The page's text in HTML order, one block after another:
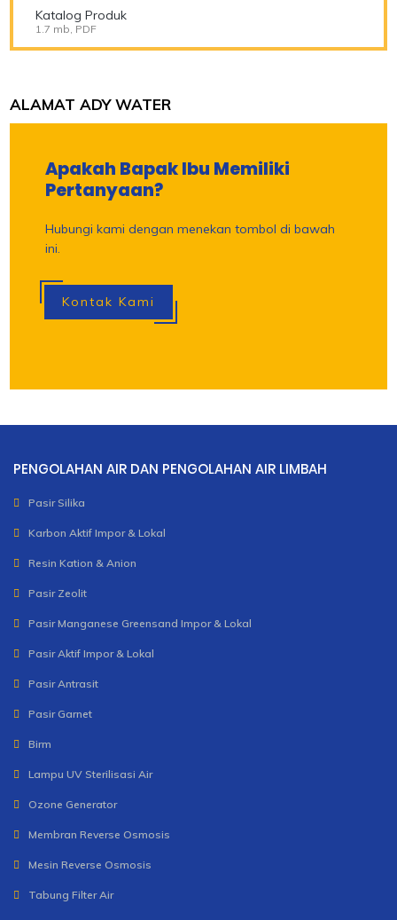
Katalog Produk
1.7 mb, PDF
ALAMAT ADY WATER
Apakah Bapak Ibu Memiliki
Pertanyaan?
Hubungi kami dengan menekan tombol di bawah
ini.
Kontak Kami
PENGOLAHAN AIR DAN PENGOLAHAN AIR LIMBAH
Pasir Silika
Karbon Aktif Impor & Lokal
Resin Kation & Anion
Pasir Zeolit
Pasir Manganese Greensand Impor & Lokal
Pasir Aktif Impor & Lokal
Pasir Antrasit
Pasir Garnet
Birm
Lampu UV Sterilisasi Air
Ozone Generator
Membran Reverse Osmosis
Mesin Reverse Osmosis
Tabung Filter Air